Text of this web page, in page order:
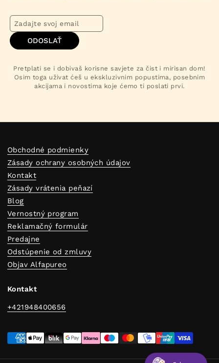
ODOSLAŤ
Pretplati se i dobivaš korisne savjete za čist i mirisan dom!
Osim toga uživat ćeš u ekskluzivnim popustima, posebnim
akcijama i novostima koje ćemo ti poslati prvi.
Obchodné podmienky
Zásady ochrany osobných údajov
Kontakt
Zásady vrátenia peňazí
Blog
Vernostný program
Reklamačný formulár
Predajne
Odstúpenie od zmluvy
Objav Alfapureo
Kontakt
+421948400656